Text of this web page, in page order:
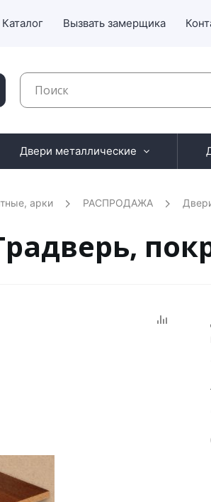
Каталог Вызвать замерщика
Двери металлические
арки РАСПРОДАЖА